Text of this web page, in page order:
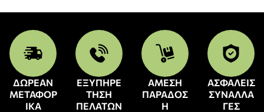
ΔΩΡΕΑΝ
ΜΕΤΑΦΟΡ
ΙΚΑ
ΕΞΥΠΗΡΕ
ΤΗΣΗ
ΠΕΛΑΤΩΝ
ΑΜΕΣΗ
ΠΑΡΑΔΟΣ
Η
ΑΣΦΑΛΕΙΣ
ΣΥΝΑΛΛΑ
ΓΕΣ